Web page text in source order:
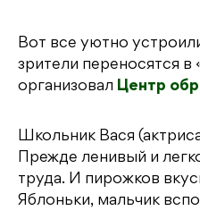
Вот все уютно
зрители переносятся
организовал Центр
Школьник Вася
Прежде ленивый и
труда. И пирожков
Яблоньки, мальчик